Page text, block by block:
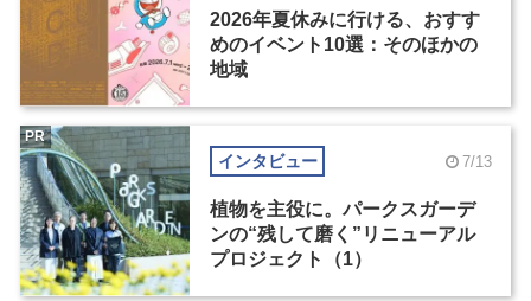
2026年夏休みに行ける、おすす
めのイベント10選：そのほかの
地域
インタビュー 7/13
植物を主役に。パークスガーデ
ンの“残して磨く”リニューアル
プロジェクト（1）
PR